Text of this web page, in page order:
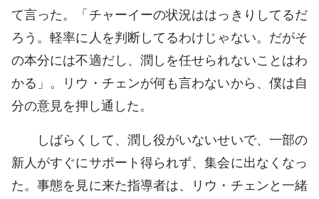
て言った。「チャーイーの状況ははっきりしてるだ
ろう。軽率に人を判断してるわけじゃない。だがそ
の本分には不適だし、潤しを任せられないことはわ
かる」。リウ・チェンが何も言わないから、僕は自
分の意見を押し通した。
しばらくして、潤し役がいないせいで、一部の
新人がすぐにサポート得られず、集会に出なくなっ
た。事態を見に来た指導者は、リウ・チェンと一緒